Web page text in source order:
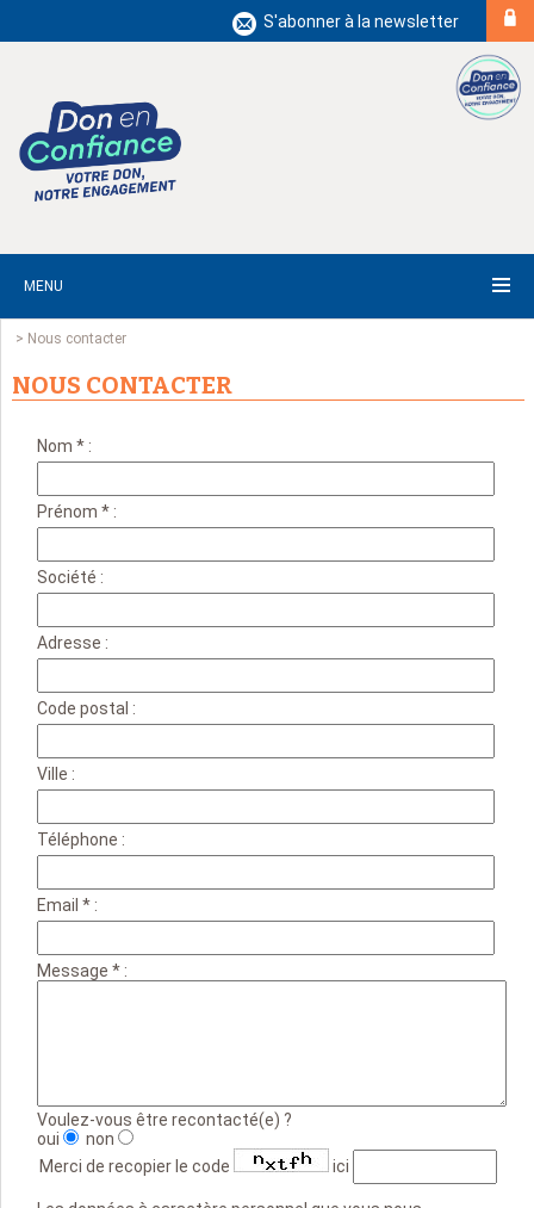
S'abonner à la newsletter
MENU
> Nous contacter
NOUS CONTACTER
Nom * :
Prénom * :
Société :
Adresse :
Code postal :
Ville :
Téléphone :
Email * :
Message * :
Voulez-vous être recontacté(e) ?
oui
non
Merci de recopier le code
ici